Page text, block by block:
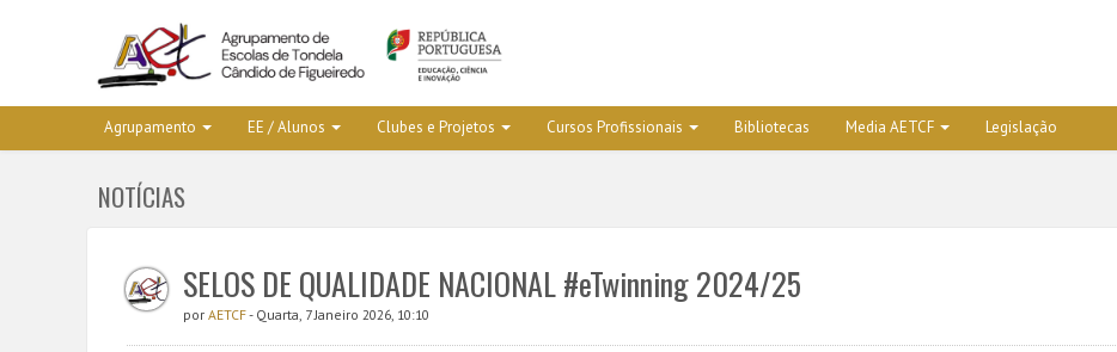
Agrupamento EE / Alunos Clubes e Projetos Cursos Profissionais Bibliotecas Media AETCF Legislação
NOTÍCIAS
SELOS DE QUALIDADE NACIONAL #eTwinning 2024/25
por AETCF- Quarta, 7 Janeiro 2026, 10:10